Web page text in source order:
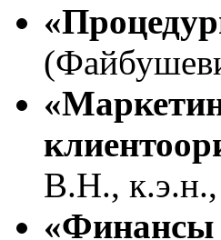
В.Н.,
«Финансы